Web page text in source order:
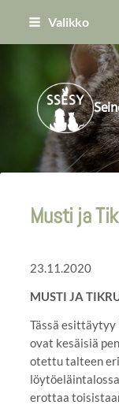
Siirry
Valikko
Musti ja
23.11.2020
MUSTI JA
Tässä
ovat kesäisiä
otettu talteen
erottaa